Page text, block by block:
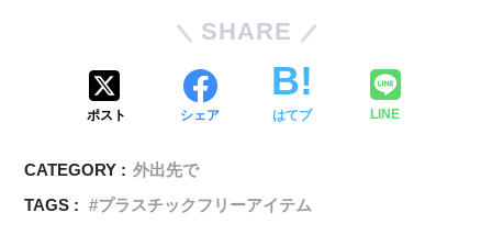
SHARE
ポスト シェア はてブ LINE
CATEGORY : 外出先で
TAGS :
プラスチックフリーアイテム